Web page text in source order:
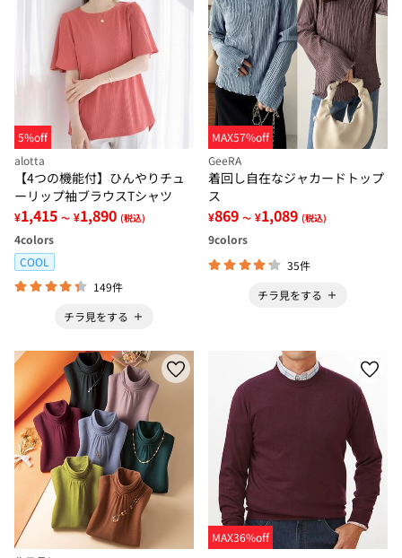
5%off
alotta
【4つの機能付】ひんやりチュ
ーリップ袖ブラウスTシャツ
¥1,415 ～ ¥1,890 (税込)
4colors
COOL
149件
チラ見をする
MAX57%off
GeeRA
着回し自在なジャカードトップ
ス
¥869 ～ ¥1,089 (税込)
9colors
35件
チラ見をする
MAX36%off